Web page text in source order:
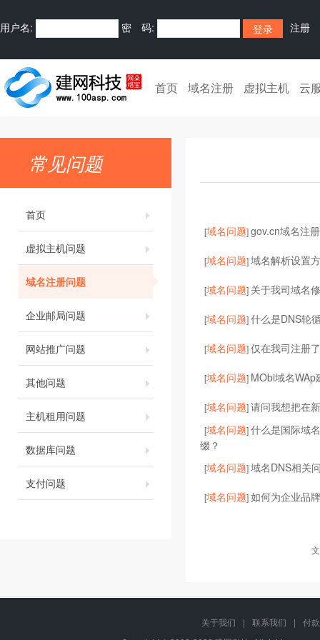
用户名: 密 码: 注册
首页 域名注册 虚拟主机 云
常见问题
首页
虚拟主机问题
域名注册问题
企业邮局问题
网站推广问题
其他问题
主机租用问题
数据库问题
支付问题
[域名问题]gov.cn域名注
[域名问题]域名解析设置
[域名问题] 关于我司域名
[域名问题]什么是DNS轮
[域名问题]仅在我司注册
[域名问题] MObi域名WAp
[域名问题]请问我想把在
[域名问题]什么是国际域
缀？
[域名问题]域名DNS相关
[域名问题]如何为企业品
关于我们 | 联系我们 |
付